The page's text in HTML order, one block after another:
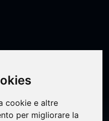
cookie e altre
per migliorare la